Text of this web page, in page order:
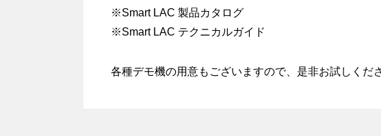
※Smart LAC 製品カタログ
※Smart LAC テクニカルガイド
各種デモ機の用意もございますので、是非お試しくだ